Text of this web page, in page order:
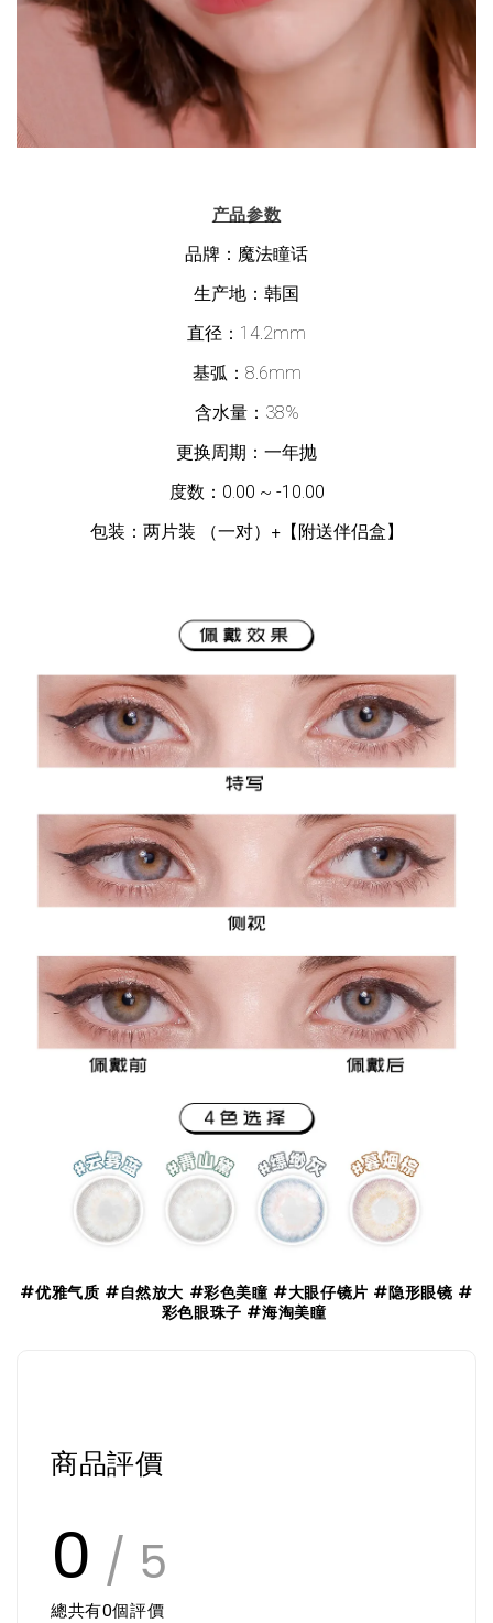
产品参数
品牌：魔法瞳话
生产地：韩国
直径：14.2mm
基弧：8.6mm
含水量：38%
更换周期：一年抛
度数： 0.00 ~ -10.00
包装：两片装 （一对） +【附送伴侣盒】
#优雅气质 #自然放大 #彩色美瞳 #大眼仔镜片 #隐形眼镜 #
彩色眼珠子 #海淘美瞳
商品評價
0 / 5
總共有0個評價